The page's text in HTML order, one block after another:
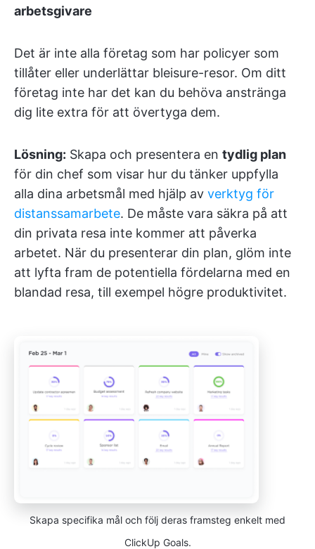
arbetsgivare
Det är inte alla företag som har policyer som
tillåter eller underlättar bleisure-resor. Om ditt
företag inte har det kan du behöva anstränga
dig lite extra för att övertyga dem.
Lösning: Skapa och presentera en tydlig plan
för din chef som visar hur du tänker uppfylla
alla dina arbetsmål med hjälp av verktyg för
distanssamarbete. De måste vara säkra på att
din privata resa inte kommer att påverka
arbetet. När du presenterar din plan, glöm inte
att lyfta fram de potentiella fördelarna med en
blandad resa, till exempel högre produktivitet.
Skapa specifika mål och följ deras framsteg enkelt med
ClickUp Goals.